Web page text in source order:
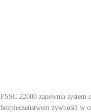
FSSC 22000 zapewnia
bezpieczeństwem żywności w